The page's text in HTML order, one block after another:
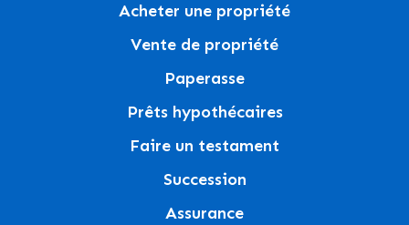
Acheter une propriété
Vente de propriété
Paperasse
Prêts hypothécaires
Faire un testament
Succession
Assurance